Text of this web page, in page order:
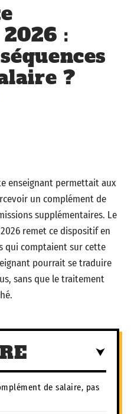
:
?
enseignant permettait aux
un complément de
supplémentaires. Le
remet ce dispositif en
qui comptaient sur cette
pourrait se traduire
sans que le traitement
de salaire, pas